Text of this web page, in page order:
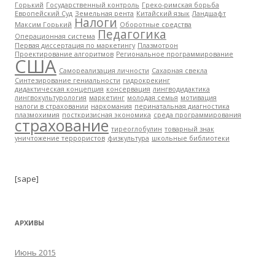
Горький Государственный контроль Греко-римская борьба
Европейский Суд Земельная рента Китайский язык Ландшафт
Максим Горький Налоги Оборотные средства
Операционная система Педагогика
Первая диссертация по маркетингу Плазмотрон
Проектирование алгоритмов Региональное программирование
США Самореализация личности Сахарная свекла
Синтезирование гениальности гидрокрекинг
дидактическая концепция консервация лингводидактика
лингвокультурология маркетинг молодая семья мотивация
налоги в страховании наркомания перинатальная диагностика
плазмохимия посткризисная экономика среда программирования
страхование тиреоглобулин товарный знак
уничтожение террористов физкультура школьные библиотеки
[sape]
АРХИВЫ
Июнь 2015